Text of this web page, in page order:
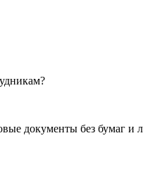
документы без бумаг и